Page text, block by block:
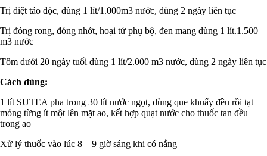
Trị diệt tảo độc, dùng 1 lít/1.000m3 nước, dùng 2 ngày liên tục
Trị đóng rong, đóng nhớt, hoại tử phụ bộ, đen mang dùng 1 lít.1.500
m3 nước
Tôm dưới 20 ngày tuổi dùng 1 lít/2.000 m3 nước, dùng 2 ngày liên tục
Cách dùng:
1 lít SUTEA pha trong 30 lít nước ngọt, dùng que khuấy đều rồi tạt
mỏng từng ít một lên mặt ao, kết hợp quạt nước cho thuốc tan đều
trong ao
Xử lý thuốc vào lúc 8 – 9 giờ sáng khi có nắng